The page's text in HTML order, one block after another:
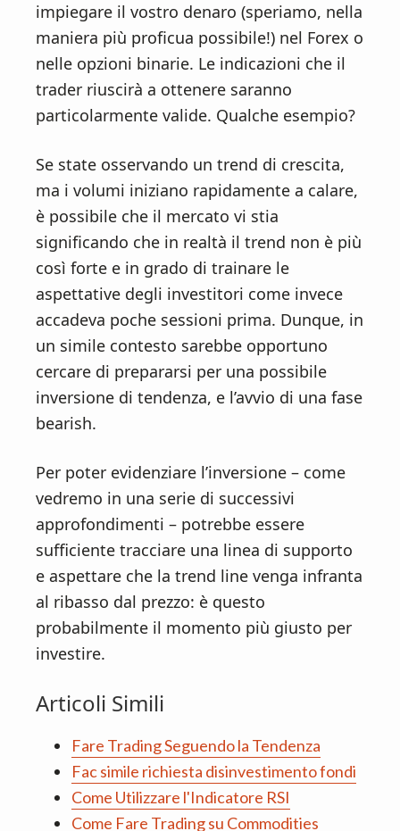
impiegare il vostro denaro (speriamo, nella
maniera più proficua possibile!) nel Forex o
nelle opzioni binarie. Le indicazioni che il
trader riuscirà a ottenere saranno
particolarmente valide. Qualche esempio?
Se state osservando un trend di crescita,
ma i volumi iniziano rapidamente a calare,
è possibile che il mercato vi stia
significando che in realtà il trend non è più
così forte e in grado di trainare le
aspettative degli investitori come invece
accadeva poche sessioni prima. Dunque, in
un simile contesto sarebbe opportuno
cercare di prepararsi per una possibile
inversione di tendenza, e l’avvio di una fase
bearish.
Per poter evidenziare l’inversione – come
vedremo in una serie di successivi
approfondimenti – potrebbe essere
sufficiente tracciare una linea di supporto
e aspettare che la trend line venga infranta
al ribasso dal prezzo: è questo
probabilmente il momento più giusto per
investire.
Articoli Simili
Fare Trading Seguendo la Tendenza
Fac simile richiesta disinvestimento fondi​
Come Utilizzare l'Indicatore RSI
Come Fare Trading su Commodities